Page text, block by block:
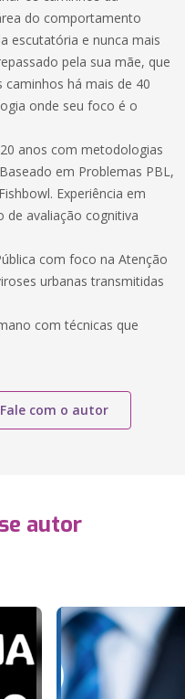
do comportamento
escutatória e nunca mais
pela sua mãe, que
há mais de 40
onde seu foco é o
anos com metodologias
em Problemas PBL,
Experiência em
de avaliação cognitiva
com foco na Atenção
urbanas transmitidas
com técnicas que
Fale com o autor
autor